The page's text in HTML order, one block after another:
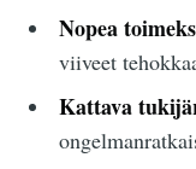
Nopea
viiveet
Kattava